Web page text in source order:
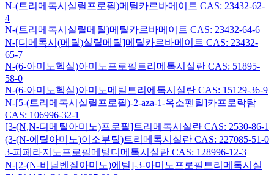
N-(트리메톡시실릴프로필)메틸카르바메이트 CAS: 23432-62-
4
N-(트리메톡시실릴메틸)메틸카르바메이트 CAS: 23432-64-6
N-[디메톡시(메틸)실릴메틸]메틸카르바메이트 CAS: 23432-
65-7
N-(6-아미노헥실)아미노프로필트리메톡시실란 CAS: 51895-
58-0
N-(6-아미노헥실)아미노메틸트리에톡시실란 CAS: 15129-36-9
N-[5-(트리메톡시실릴프로필)-2-aza-1-옥소펜틸]카프로락탐
CAS: 106996-32-1
[3-(N,N-디메틸아미노)프로필]트리메톡시실란 CAS: 2530-86-1
(3-(N-에틸아미노)이소부틸)트리메톡시실란 CAS: 227085-51-0
3-피페라지노프로필메틸디메톡시실란 CAS: 128996-12-3
N-[2-(N-비닐벤질아미노)에틸]-3-아미노프로필트리메톡시실